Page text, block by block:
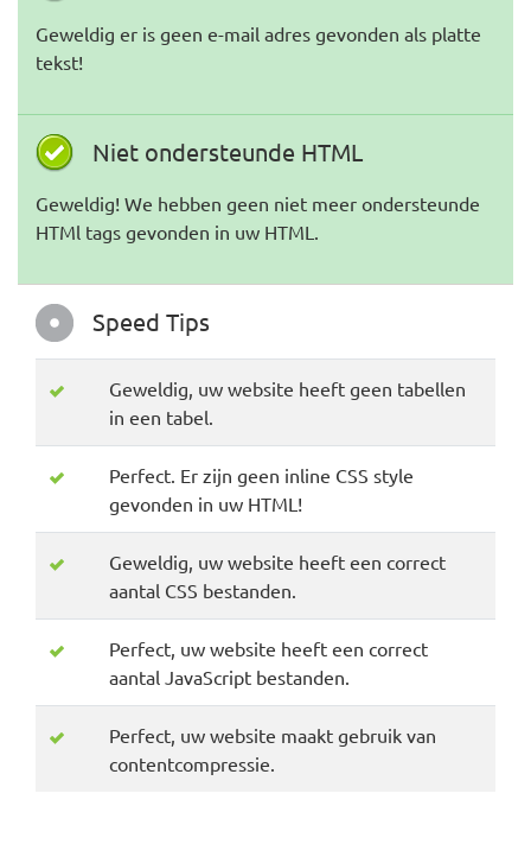
Geweldig er is geen e-mail adres gevonden als platte
tekst!
Niet ondersteunde HTML
Geweldig! We hebben geen niet meer ondersteunde
HTMl tags gevonden in uw HTML.
Speed Tips
Geweldig, uw website heeft geen tabellen
in een tabel.
Perfect. Er zijn geen inline CSS style
gevonden in uw HTML!
Geweldig, uw website heeft een correct
aantal CSS bestanden.
Perfect, uw website heeft een correct
aantal JavaScript bestanden.
Perfect, uw website maakt gebruik van
contentcompressie.